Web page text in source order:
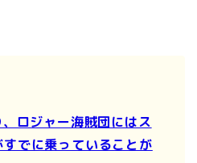
ロジャー海賊団にはス
でに乗っていることが